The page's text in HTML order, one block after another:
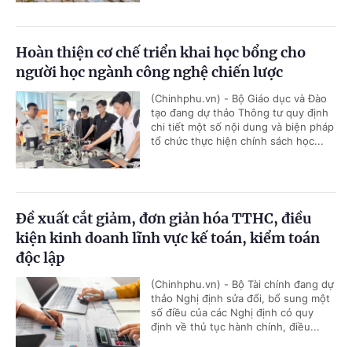
Hoàn thiện cơ chế triển khai học bổng cho
người học ngành công nghệ chiến lược
(Chinhphu.vn) - Bộ Giáo dục và Đào
tạo đang dự thảo Thông tư quy định
chi tiết một số nội dung và biện pháp
tổ chức thực hiện chính sách học...
Đề xuất cắt giảm, đơn giản hóa TTHC, điều
kiện kinh doanh lĩnh vực kế toán, kiểm toán
độc lập
(Chinhphu.vn) - Bộ Tài chính đang dự
thảo Nghị định sửa đổi, bổ sung một
số điều của các Nghị định có quy
định về thủ tục hành chính, điều...